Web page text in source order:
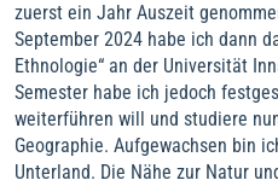
zuerst ein Jahr Auszeit
September 2024 habe ich dann
Ethnologie“ an der Universität
Semester habe ich jedoch
weiterführen will und studiere
Geographie. Aufgewachsen bin
Unterland. Die Nähe zur Natur